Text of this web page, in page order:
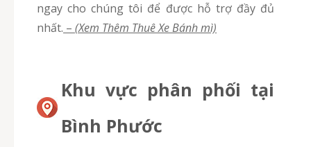
ngay cho chúng tôi để được hỗ trợ đầy đủ
nhất. – (Xem Thêm Thuê Xe Bánh mì)
Khu vực phân phối tại
Bình Phước